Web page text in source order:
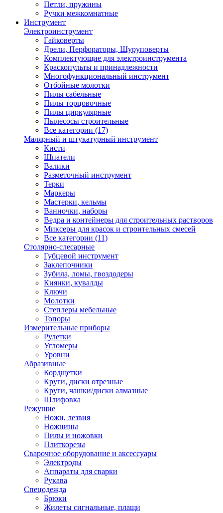
Петли, пружины
Ручки межкомнатные
Инструмент
Электроинструмент
Гайковерты
Дрели, Перфораторы, Шуруповерты
Комплектующие для электроинструмента
Краскопульты и принадлежности
Многофункциональный инструмент
Отбойные молотки
Пилы сабельные
Пилы торцовочные
Пилы циркулярные
Пылесосы строительные
Все категории (17)
Малярный и штукатурный инструмент
Кисти
Шпатели
Валики
Разметочный инструмент
Терки
Маркеры
Мастерки, кельмы
Ванночки, наборы
Ведра и контейнеры для строительных растворов
Миксеры для красок и строительных смесей
Все категории (11)
Столярно-слесарные
Губцевой инструмент
Заклепочники
Зубила, ломы, гвоздодеры
Киянки, кувалды
Ключи
Молотки
Степлеры мебельные
Топоры
Измерительные приборы
Рулетки
Угломеры
Уровни
Абразивные
Кордщетки
Круги, диски отрезные
Круги, чашки/диски алмазные
Шлифовка
Режущие
Ножи, лезвия
Ножницы
Пилы и ножовки
Плиткорезы
Сварочное оборудование и аксессуары
Электроды
Аппараты для сварки
Рукава
Спецодежда
Брюки
Жилеты сигнальные, плащи